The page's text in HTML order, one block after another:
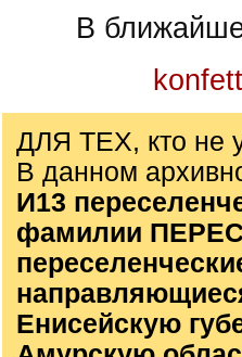
В
ДЛЯ ТЕХ, кто не
В данном
И13
фамилии
Енисейскую